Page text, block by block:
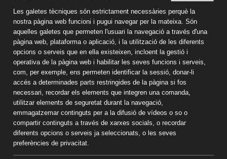
Avís Legal
Política de Privacitat
Sistema Intern d’Informació (SIIF)
Estudis
Llar d'infants
Educació Infantil
Educació Primària
Educació Secundària
Batxillerat
Informació de contacte
Col·legi Sant Pau Apòstol
Passeig Torroja s/n 43007 Tarragona
Les galetes tècniques són estrictament necessàries perquè la
nostra pàgina web funcioni i pugui navegar per la mateixa. Són
aquelles galetes que permeten l'usuari la navegació a través d'una
pàgina web, plataforma o aplicació, i la utilització de les diferents
opcions o serveis que en ella existeixen, incloent la gestió i
operativa de la pàgina web i habilitar les seves funcions i serveis,
com, per exemple, ens permeten identificar la sessió, donar-li
accés a determinades parts restringides de la pàgina si fos
necessari, recordar els elements que integren una comanda,
utilitzar elements de seguretat durant la navegació,
emmagatzemar continguts per a la difusió de vídeos o so o
compartir continguts a través de xarxes socials, o recordar
diferents opcions o serveis ja seleccionats, o les seves
preferències de privacitat.